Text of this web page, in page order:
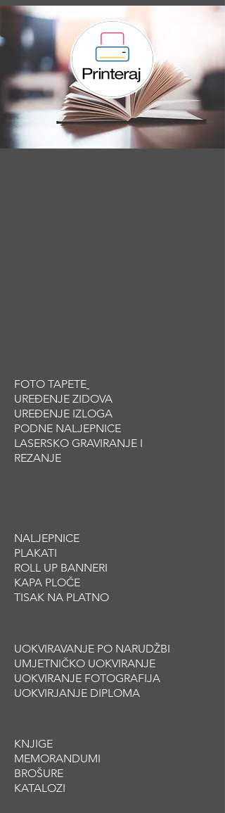
FOTO TAPETE
UREĐENJE ZIDOVA
UREĐENJE IZLOGA
PODNE NALJEPNICE
LASERSKO GRAVIRANJE I
REZANJE
NALJEPNICE
PLAKATI
ROLL UP BANNERI
KAPA PLOČE
TISAK NA PLATNO
UOKVIRAVANJE PO NARUDŽBI
UMJETNIČKO UOKVIRANJE
UOKVIRANJE FOTOGRAFIJA
UOKVIRJANJE DIPLOMA
KNJIGE
MEMORANDUMI
BROŠURE
KATALOZI